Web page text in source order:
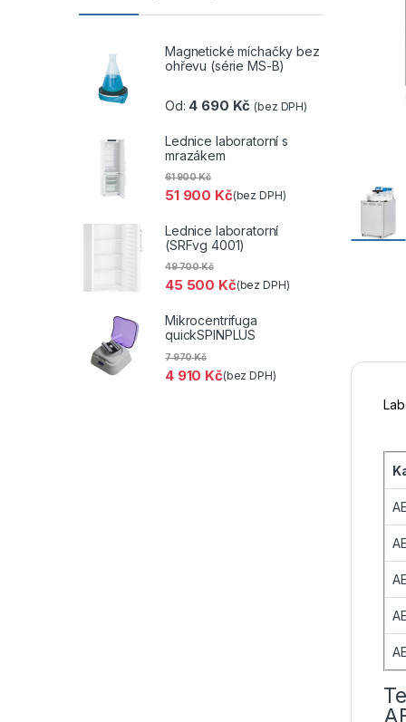
Magnetické míchačky bez
ohřevu (série MS-B)
Od: 4 690 Kč (bez DPH)
Lednice laboratorní s
mrazákem
61 900Kč
51 900 Kč(bez DPH)
Lednice laboratorní
(SRFvg 4001)
45 500 Kč
49 700Kč
(bez DPH)
Mikrocentrifuga
quickSPINPLUS
4 910 Kč
7 970Kč
(bez DPH)